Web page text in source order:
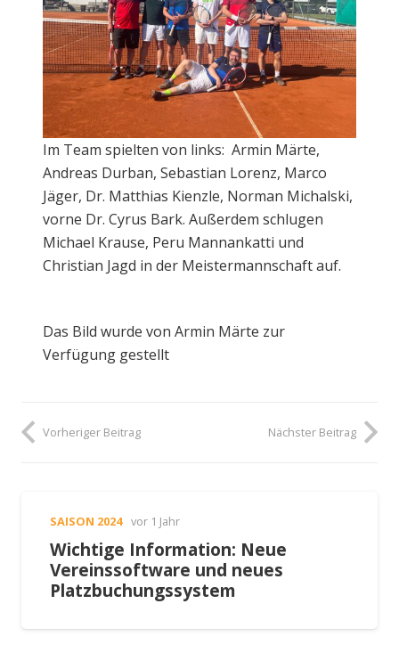
Im Team spielten von links: Armin Märte,
Andreas Durban, Sebastian Lorenz, Marco
Jäger, Dr. Matthias Kienzle, Norman Michalski,
vorne Dr. Cyrus Bark. Außerdem schlugen
Michael Krause, Peru Mannankatti und
Christian Jagd in der Meistermannschaft auf.
Das Bild wurde von Armin Märte zur
Verfügung gestellt
Vorheriger Beitrag Nächster Beitrag
SAISON 2024 vor 1 Jahr
Wichtige Information: Neue
Vereinssoftware und neues
Platzbuchungssystem